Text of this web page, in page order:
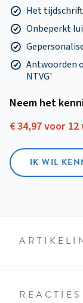
Het tijdschrift
Onbeperkt
Antwoorden
NTVG'
Neem het
€ 34,97 voor
IK WIL
REACTIES